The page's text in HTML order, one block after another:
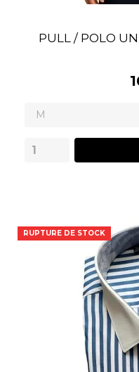
PULL / POLO
RUPTURE DE STOCK